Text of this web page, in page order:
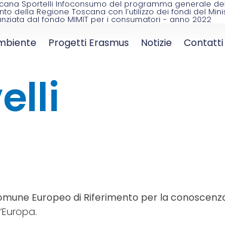
Sportelli Infoconsumo del programma generale
della Regione Toscana con l’utilizzo dei fondi del
dal fondo MIMIT per i consumatori - anno 2022
Progetti Erasmus Notizie Contatti
Europeo di Riferimento per la